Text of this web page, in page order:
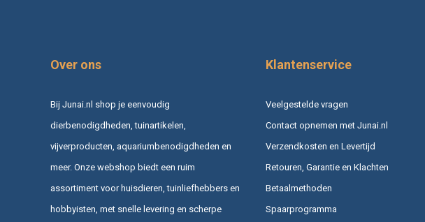
Over ons
Bij Junai.nl shop je eenvoudig
dierbenodigdheden, tuinartikelen,
vijverproducten, aquariumbenodigdheden en
meer. Onze webshop biedt een ruim
assortiment voor huisdieren, tuinliefhebbers en
hobbyisten, met snelle levering en scherpe
Klantenservice
Veelgestelde vragen
Contact opnemen met Junai.nl
Verzendkosten en Levertijd
Retouren, Garantie en Klachten
Betaalmethoden
Spaarprogramma